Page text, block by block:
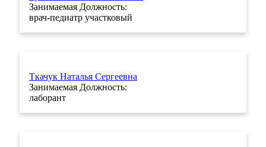
Занимаемая Должность:
врач-педиатр участковый
Ткачук Наталья Сергеевна
Занимаемая Должность:
лаборант